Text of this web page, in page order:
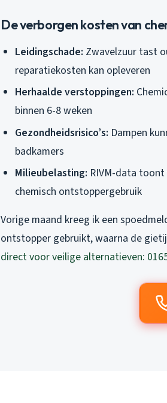
De verborgen kosten van
Leidingschade: Zwavelzuur tast
reparatiekosten kan opleveren
Herhaalde verstoppingen:
binnen 6-8 weken
Gezondheidsrisico’s: Dampen
badkamers
Milieubelasting: RIVM-data
chemisch ontstoppergebruik
Vorige maand kreeg ik een
ontstopper gebruikt, waarna de
direct voor veilige alternatieven: